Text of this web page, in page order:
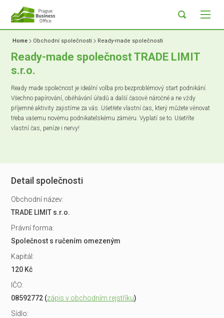
Home Obchodní společnosti Ready-made společnosti
Ready-made společnost TRADE LIMIT
s.r.o.
Ready made společnost je ideální volba pro bezproblémový start podnikání.
Všechno papírování, oběhávání úřadů a další časově náročné a ne vždy
příjemné aktivity zajistíme za vás. Ušetřete vlastní čas, který můžete věnovat
třeba vašemu novému podnikatelskému záměru. Vyplatí se to. Ušetříte
vlastní čas, peníze i nervy!
Detail společnosti
Obchodní název:
TRADE LIMIT s.r.o.
Právní forma:
Společnost s ručením omezeným
Kapitál:
120 Kč
IČO:
08592772 (zápis v obchodním rejstříku)
Sídlo: